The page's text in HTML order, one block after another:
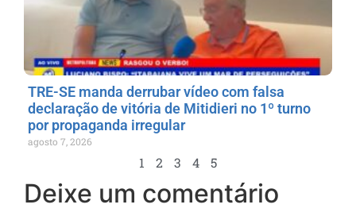
TRE-SE manda derrubar vídeo com falsa
declaração de vitória de Mitidieri no 1º turno
por propaganda irregular
agosto 7, 2026
1 2 3 4 5
Deixe um comentário